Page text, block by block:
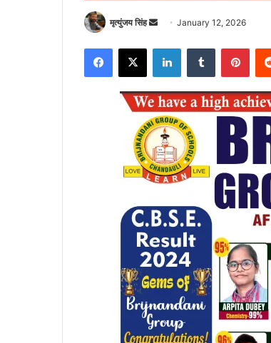
मृत्युंजय सिंह
Send
email
January 12, 2026
Facebook
X LinkedInTumblr